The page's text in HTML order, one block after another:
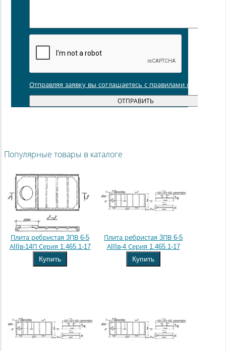
Отправляя заявку вы соглашаетесь с правилами обработки
Популярные товары в каталоге
Плита ребристая 3ПВ 6-5
АIIIв-14П Серия 1.465.1-17
Купить
Плита ребристая 3ПВ 6-5
АIIIв-4 Серия 1.465.1-17
Купить